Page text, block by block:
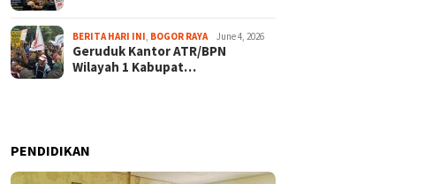
BERITA HARI INI BOGOR RAYA June 4, 2026
Geruduk Kantor ATR/BPN
Wilayah 1 Kabupat…
PENDIDIKAN